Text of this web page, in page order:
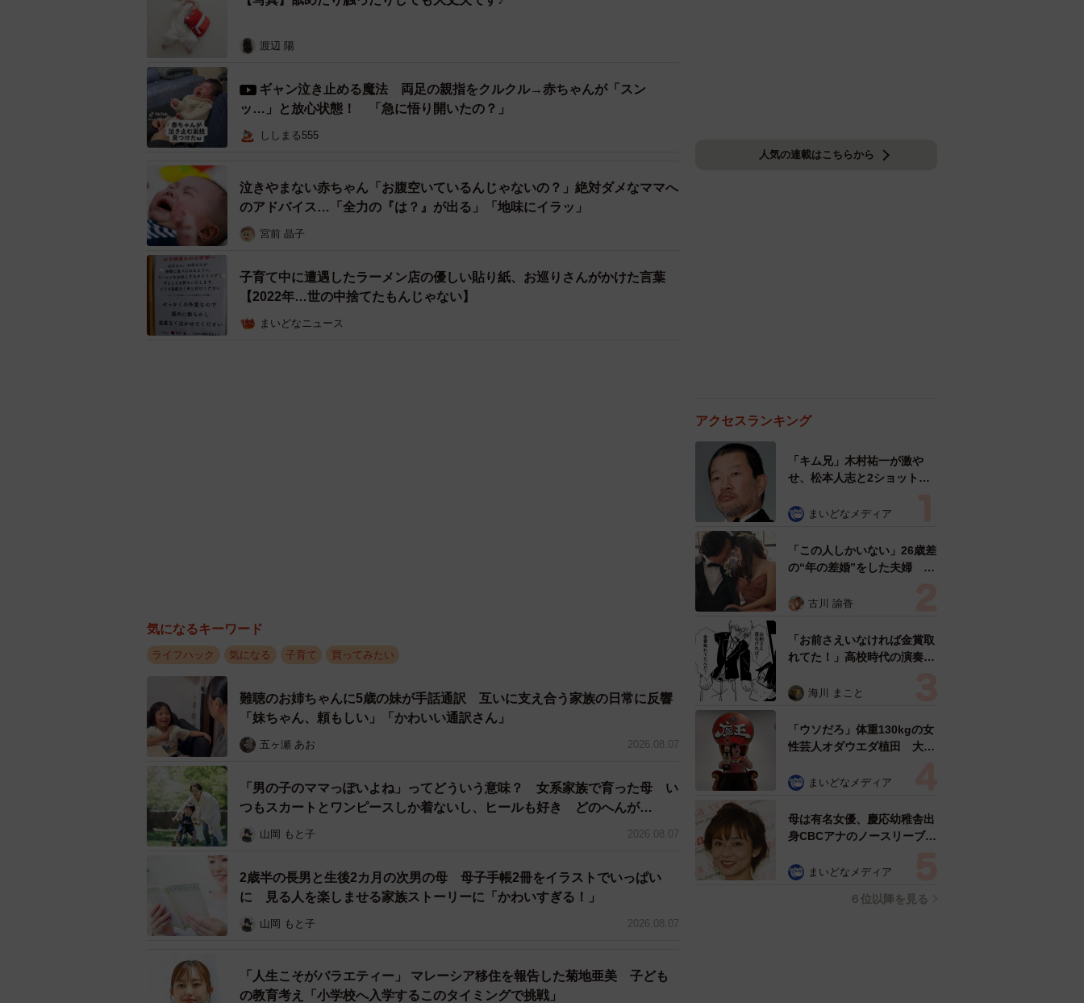
2/5
リプ欄には、
「よし！騒音規制を無くそう！世の中の赤さんを寝かせたい！！」
「まじか…！友達の子で試してみよ…」
「すご！！！ほんなら赤ちゃん産んでくるわ」
などたくさんの反響があり、「いいね」は5.5万件にもなりました。
渡辺 陽
ギャン泣き止める魔法 両足の親指をクルクル→赤ちゃんが「スン
ッ…」と放心状態！ 「急に悟り開いたの？」
ししまる555
泣きやまない赤ちゃん「お腹空いているんじゃないの？」絶対ダメなママへ
のアドバイス…「全力の『は？』が出る」「地味にイラッ」
宮前 晶子
子育て中に遭遇したラーメン店の優しい貼り紙、お巡りさんがかけた言葉
【2022年…世の中捨てたもんじゃない】
まいどなニュース
気になるキーワード
ライフハック 気になる 子育て 買ってみたい
難聴のお姉ちゃんに5歳の妹が手話通訳 互いに支え合う家族の日常に反響
「妹ちゃん、頼もしい」「かわいい通訳さん」
五ヶ瀬 あお 2026.08.07
「男の子のママっぽいよね」ってどういう意味？ 女系家族で育った母 い
つもスカートとワンピースしか着ないし、ヒールも好き どのへんが…
山岡 もと子 2026.08.07
2歳半の長男と生後2カ月の次男の母 母子手帳2冊をイラストでいっぱい
に 見る人を楽しませる家族ストーリーに「かわいすぎる！」
山岡 もと子 2026.08.07
「人生こそがバラエティー」 マレーシア移住を報告した菊地亜美 子ども
の教育考え「小学校へ入学するこのタイミングで挑戦」
人気の連載はこちらから
アクセスランキング
「キム兄」木村祐一が激や
せ、松本人志と2ショット
「テキヤの兄さん」
まいどなメディア
「この人しかいない」26歳差
の“年の差婚”をした夫婦 出
た？ 今の思いを聞いた
古川 諭香
「お前さえいなければ金賞取
れてた！」高校時代の演奏会
生は楽器修理職人に 10年後
ぬ申し出【漫画】
海川 まこと
「ウソだろ」体重130kgの女
性芸人オダウエダ植田 大学
で」 まいどなメディア
母は有名女優、慶応幼稚舎出
身CBCアナのノースリーブ姿
る」「天使の笑顔」
まいどなメディア
６位以降を見る